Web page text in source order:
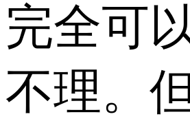
完全可
不理。